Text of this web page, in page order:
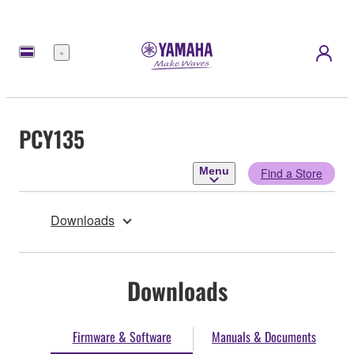
Menu
PCY135
Menu Find a Store
Downloads
Downloads
Firmware & Software Manuals & Documents